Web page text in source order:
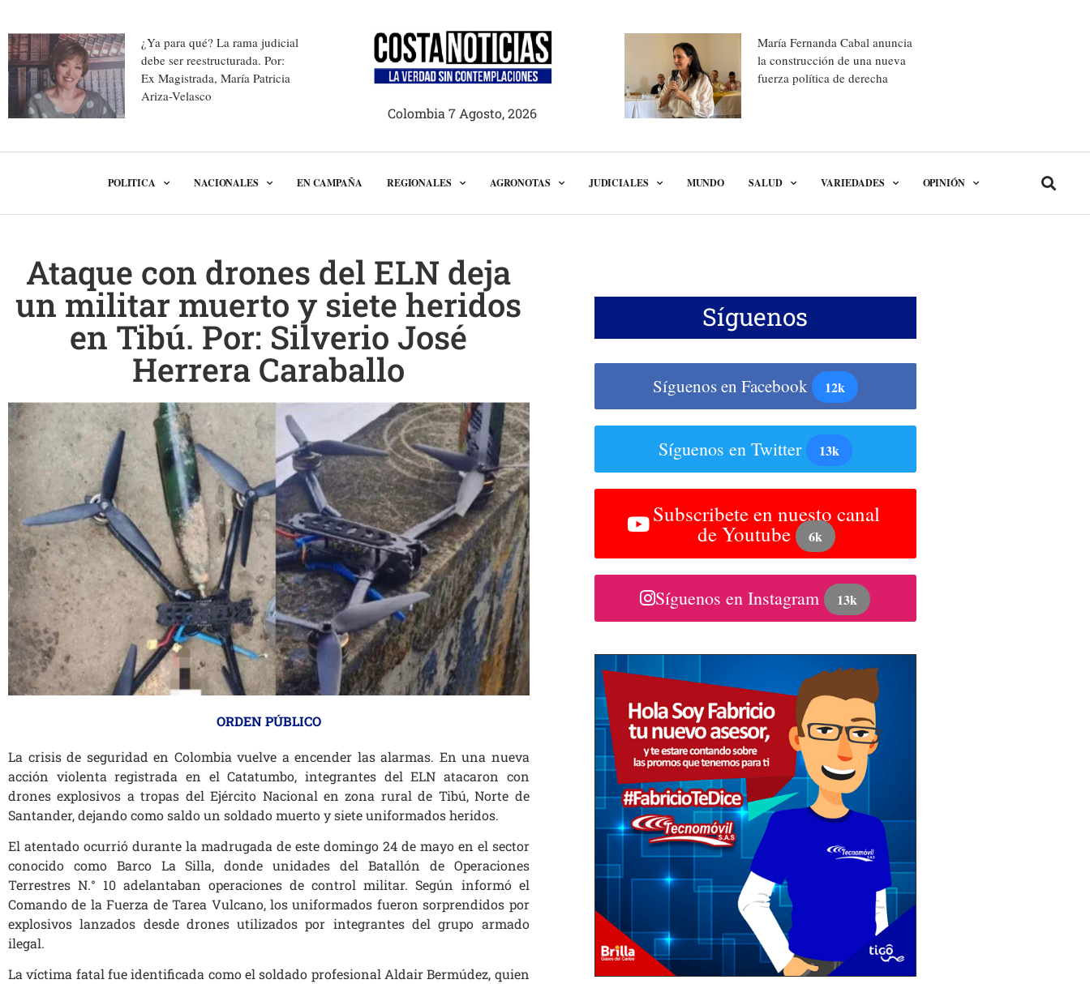
¿Ya para qué? La rama judicial
debe ser reestructurada. Por:
Ex Magistrada, María Patricia
Ariza-Velasco
Colombia 7 Agosto, 2026
María Fernanda Cabal anuncia
la construcción de una nueva
fuerza política de derecha
POLITICA NACIONALES EN CAMPAÑA REGIONALES AGRONOTAS JUDICIALES MUNDO SALUD VARIEDADES OPINIÓN
Ataque con drones del ELN deja
un militar muerto y siete heridos
en Tibú. Por: Silverio José
Herrera Caraballo
ORDEN PÚBLICO
La crisis de seguridad en Colombia vuelve a encender las alarmas. En una nueva
acción violenta registrada en el Catatumbo, integrantes del ELN atacaron con
drones explosivos a tropas del Ejército Nacional en zona rural de Tibú, Norte de
Santander, dejando como saldo un soldado muerto y siete uniformados heridos.
El atentado ocurrió durante la madrugada de este domingo 24 de mayo en el sector
conocido como Barco La Silla, donde unidades del Batallón de Operaciones
Terrestres N.° 10 adelantaban operaciones de control militar. Según informó el
Comando de la Fuerza de Tarea Vulcano, los uniformados fueron sorprendidos por
explosivos lanzados desde drones utilizados por integrantes del grupo armado
ilegal.
La víctima fatal fue identificada como el soldado profesional Aldair Bermúdez, quien
Síguenos
Síguenos en Facebook 12k
Síguenos en Twitter 13k
Subscribete en nuesto canal
de Youtube 6k
Síguenos en Instagram 13k